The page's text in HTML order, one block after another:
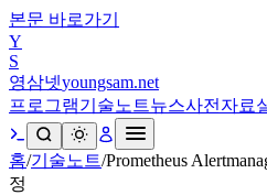
본문 바로가기
Y
S
영삼넷youngsam.net
프로그램기술노트뉴스사전 자료
홈/기술노트/Prometheus
정